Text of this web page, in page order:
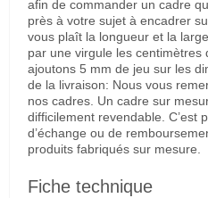
afin de commander un cadre
près à votre sujet à encadrer
vous plaît la longueur et la
par une virgule les centimètres
ajoutons 5 mm de jeu sur les
de la livraison: Nous vous
nos cadres. Un cadre sur
difficilement revendable. C’est
d’échange ou de
produits fabriqués sur mesure.
Fiche technique